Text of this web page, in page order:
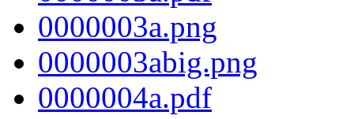
0000003a.png
0000003abig.png
0000004a.pdf